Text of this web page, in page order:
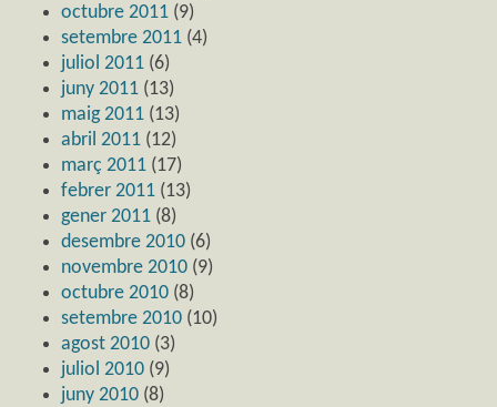
octubre 2011 (9)
setembre 2011 (4)
juliol 2011 (6)
juny 2011 (13)
maig 2011 (13)
abril 2011 (12)
març 2011 (17)
febrer 2011 (13)
gener 2011 (8)
desembre 2010 (6)
novembre 2010 (9)
octubre 2010 (8)
setembre 2010 (10)
agost 2010 (3)
juliol 2010 (9)
juny 2010 (8)